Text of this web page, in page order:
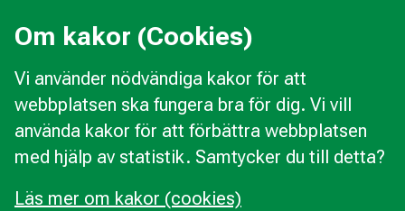
Om kakor (Cookies)
Vi använder nödvändiga kakor för att
webbplatsen ska fungera bra för dig. Vi vill
använda kakor för att förbättra webbplatsen
med hjälp av statistik. Samtycker du till detta?
Läs mer om kakor (cookies)
Kommunal budget- och skuldrådgivning
Om webbplatsen
Behandling av personuppgifter